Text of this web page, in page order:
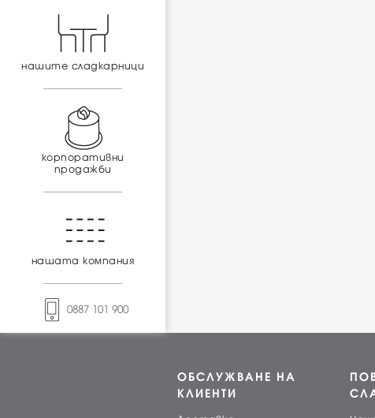
нашите сладкарници
корпоративни
продажби
нашата компания
0887 101 900
ОБСЛУЖВАНЕ НА
КЛИЕНТИ